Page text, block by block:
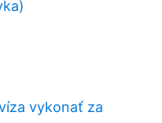
vykonať za